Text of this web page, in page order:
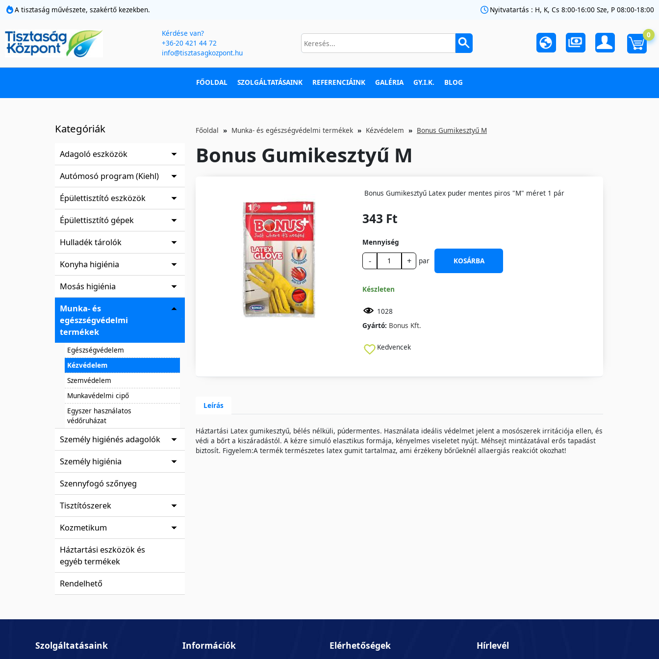
A tisztaság művészete, szakértő kezekben. Nyitvatartás : H, K, Cs 8:00-16:00 Sze, P 08:00-18:00
Kérdése van?
+36-20 421 44 72
info@tisztasagkozpont.hu
0
FŐOLDAL SZOLGÁLTATÁSAINK REFERENCIÁINK GALÉRIA GY.I.K. BLOG
Kategóriák
Adagoló eszközök
Autómosó program (Kiehl)
Épülettisztító eszközök
Épülettisztító gépek
Hulladék tárolók
Konyha higiénia
Mosás higiénia
Munka- és
egészségvédelmi
termékek
Egészségvédelem
Kézvédelem
Szemvédelem
Munkavédelmi cipő
Egyszer használatos
védőruházat
Személy higiénés adagolók
Személy higiénia
Szennyfogó szőnyeg
Tisztítószerek
Kozmetikum
Háztartási eszközök és
egyéb termékek
Rendelhető
Főoldal Munka- és egészségvédelmi termékek Kézvédelem Bonus Gumikesztyű M
Bonus Gumikesztyű M
Bonus Gumikesztyű Latex puder mentes piros "M" méret 1 pár
343 Ft
Mennyiség
- + par KOSÁRBA
Készleten
1028
Gyártó: Bonus Kft.
Kedvencek
Leírás
Háztartási Latex gumikesztyű, bélés nélküli, púdermentes. Használata ideális védelmet jelent a mosószerek irritációja ellen, és
védi a bőrt a kiszáradástól. A kézre simuló elasztikus formája, kényelmes viseletet nyújt. Méhsejt mintázatával erős tapadást
biztosít. Figyelem:A termék természetes latex gumit tartalmaz, ami érzékeny bőrűeknél allaergiás reakciót okozhat!
Szolgáltatásaink Információk Elérhetőségek Hírlevél